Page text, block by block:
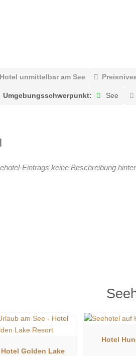
Hotel unmittelbar am See
Umgebungsschwerpunkt: See
Eintrags keine Beschreibung
Hotel Golden Lake
Hotel